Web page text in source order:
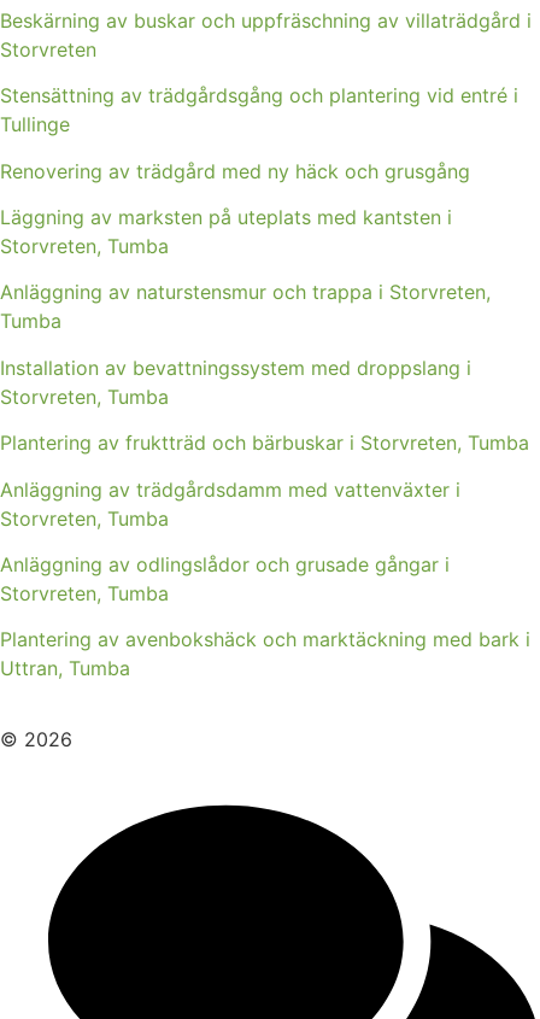
Beskärning av buskar och uppfräschning av villaträdgård i
Storvreten
Stensättning av trädgårdsgång och plantering vid entré i
Tullinge
Renovering av trädgård med ny häck och grusgång
Läggning av marksten på uteplats med kantsten i
Storvreten, Tumba
Anläggning av naturstensmur och trappa i Storvreten,
Tumba
Installation av bevattningssystem med droppslang i
Storvreten, Tumba
Plantering av fruktträd och bärbuskar i Storvreten, Tumba
Anläggning av trädgårdsdamm med vattenväxter i
Storvreten, Tumba
Anläggning av odlingslådor och grusade gångar i
Storvreten, Tumba
Plantering av avenbokshäck och marktäckning med bark i
Uttran, Tumba
© 2026